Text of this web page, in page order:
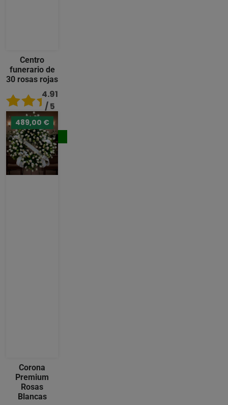
Centro
funerario de
30 rosas rojas
4.91
/ 5
176,00 €
Comprar
489,00 €
Corona
Premium
Rosas
Blancas